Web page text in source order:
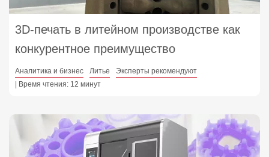
3D‑печать в литейном производстве как
конкурентное преимущество
Аналитика и бизнес Литье
Эксперты рекомендуют
| Время чтения: 12 минут